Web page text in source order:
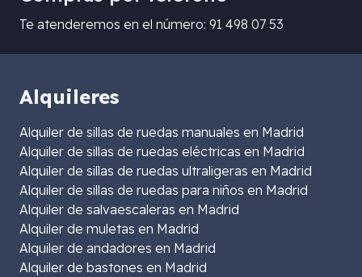
Te atenderemos en el número: 91 498 07 53
Alquileres
Alquiler de sillas de ruedas manuales en Madrid
Alquiler de sillas de ruedas eléctricas en Madrid
Alquiler de sillas de ruedas ultraligeras en Madrid
Alquiler de sillas de ruedas para niños en Madrid
Alquiler de salvaescaleras en Madrid
Alquiler de muletas en Madrid
Alquiler de andadores en Madrid
Alquiler de bastones en Madrid